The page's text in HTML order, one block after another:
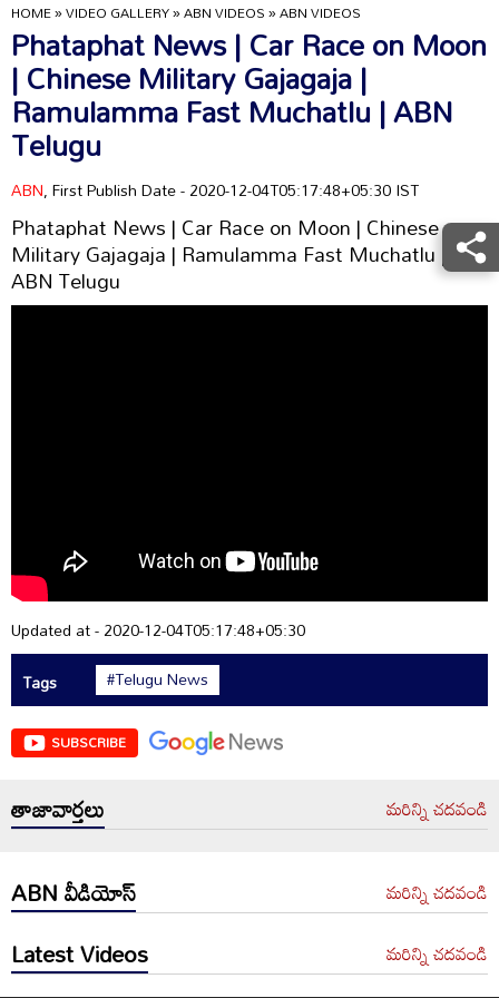
HOME»VIDEO GALLERY»ABN VIDEOS»ABN VIDEOS
Phataphat News | Car Race on Moon
| Chinese Military Gajagaja |
Ramulamma Fast Muchatlu | ABN
Telugu
ABN, First Publish Date - 2020-12-04T05:17:48+05:30 IST
Phataphat News | Car Race on Moon | Chinese
Military Gajagaja | Ramulamma Fast Muchatlu |
ABN Telugu
Updated at - 2020-12-04T05:17:48+05:30
Tags
#Telugu News
SUBSCRIBE
తాజావార్తలు మరిన్ని చదవండి
ABN వీడియోస్ మరిన్ని చదవండి
Latest Videos మరిన్ని చదవండి